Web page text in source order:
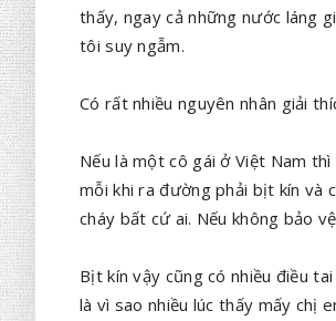
thấy, ngay cả những nước láng
tôi suy ngẫm.
Có rất nhiều nguyên nhân giải
Nếu là một cô gái ở Việt Nam
mỗi khi ra đường phải bịt kín và
cháy bất cứ ai. Nếu không bảo
Bịt kín vậy cũng có nhiều điều
là vì sao nhiều lúc thấy mấy chị